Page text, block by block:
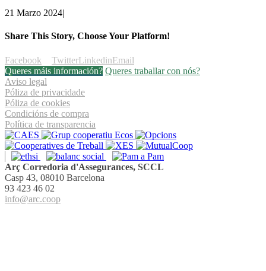
21 Marzo 2024|
Share This Story, Choose Your Platform!
Facebook TwitterLinkedinEmail
Queres máis información? Queres traballar con nós?
Aviso legal
Póliza de privacidade
Póliza de cookies
Condicións de compra
Política de transparencia
Arç Corredoria d'Assegurances, SCCL
Casp 43, 08010 Barcelona
93 423 46 02
info@arc.coop